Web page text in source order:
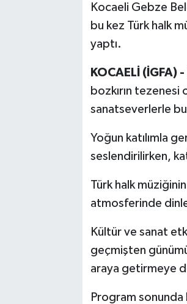
Kocaeli Gebze
bu kez Türk halk
yaptı.
KOCAELİ (İGFA) -
bozkırın tezenesi
sanatseverlerle
Yoğun katılımla
seslendirilirken,
Türk halk
atmosferinde
Kültür ve sanat
geçmişten
araya getirmeye
Program sonunda